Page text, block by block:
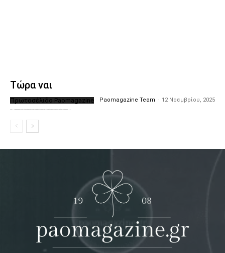
Τώρα ναι
Πρωτοσέλιδο Paomagazine Paomagazine Team - 12 Νοεμβρίου, 2025